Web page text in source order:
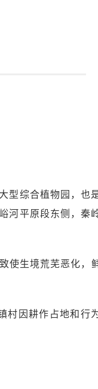
型综合植物园，也
河平原段东侧，秦
使生境荒芜恶化，
村因耕作占地和行